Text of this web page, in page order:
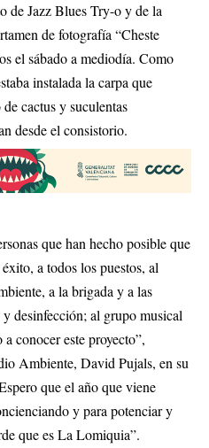
de Jazz Blues Try-o y de la
de fotografía “Cheste
el sábado a mediodía. Como
instalada la carpa que
cactus y suculentas
desde el consistorio.
que han hecho posible que
a todos los puestos, al
a la brigada y a las
desinfección; al grupo musical
conocer este proyecto”,
Ambiente, David Pujals, en su
que el año que viene
y para potenciar y
que es La Lomiquia”.